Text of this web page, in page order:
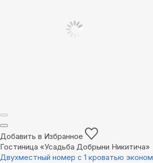
Добавить в Избранное
Гостиница «Усадьба Добрыни Никитича»
Двухместный номер с 1 кроватью эконом